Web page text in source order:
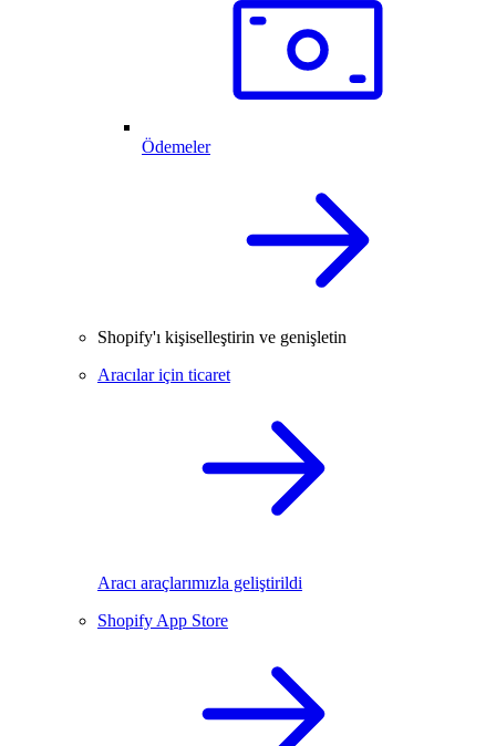
Ödemeler
Shopify'ı kişiselleştirin ve genişletin
Aracılar için ticaret
Aracı araçlarımızla geliştirildi
Shopify App Store